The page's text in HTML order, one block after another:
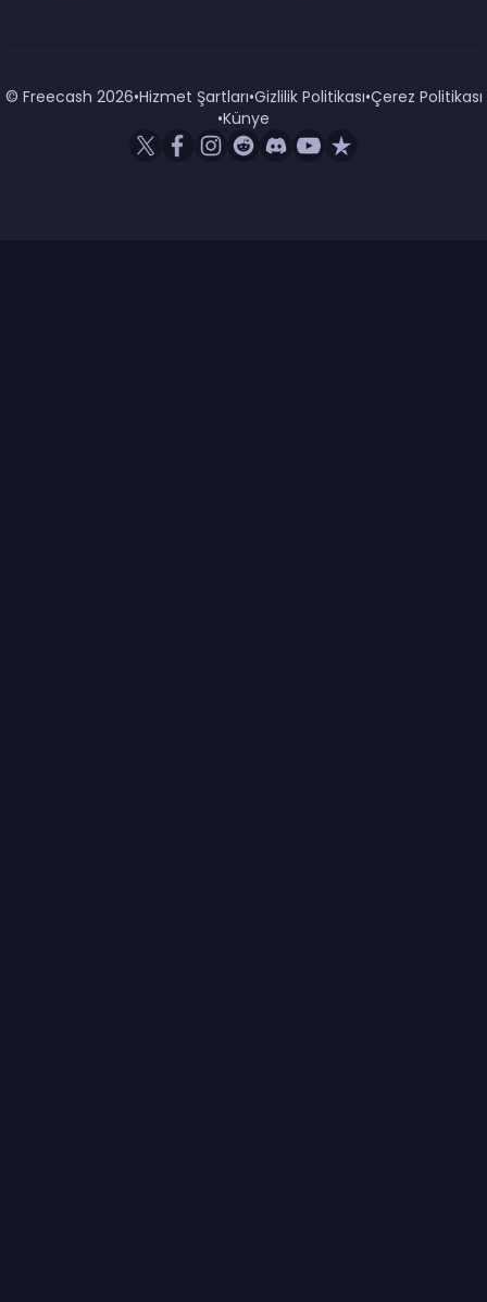
© Freecash 2026•Hizmet Şartları•Gizlilik Politikası•Çerez Politikası
•Künye